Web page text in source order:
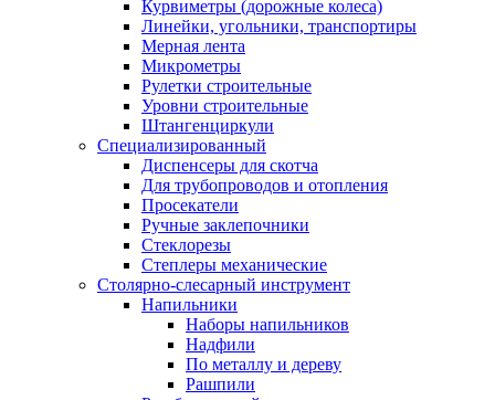
Курвиметры (дорожные колеса)
Линейки, угольники, транспортиры
Мерная лента
Микрометры
Рулетки строительные
Уровни строительные
Штангенциркули
Специализированный
Диспенсеры для скотча
Для трубопроводов и отопления
Просекатели
Ручные заклепочники
Стеклорезы
Степлеры механические
Столярно-слесарный инструмент
Напильники
Наборы напильников
Надфили
По металлу и дереву
Рашпили